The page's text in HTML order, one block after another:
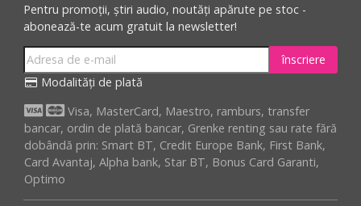
Pentru promoții, știri audio, noutăți apărute pe stoc -
abonează-te acum gratuit la newsletter!
înscriere
Modalități de plată
Visa, MasterCard, Maestro, ramburs, transfer
bancar, ordin de plată bancar, Grenke renting sau rate fără
dobândă prin: Smart BT, Credit Europe Bank, First Bank,
Card Avantaj, Alpha bank, Star BT, Bonus Card Garanti,
Optimo